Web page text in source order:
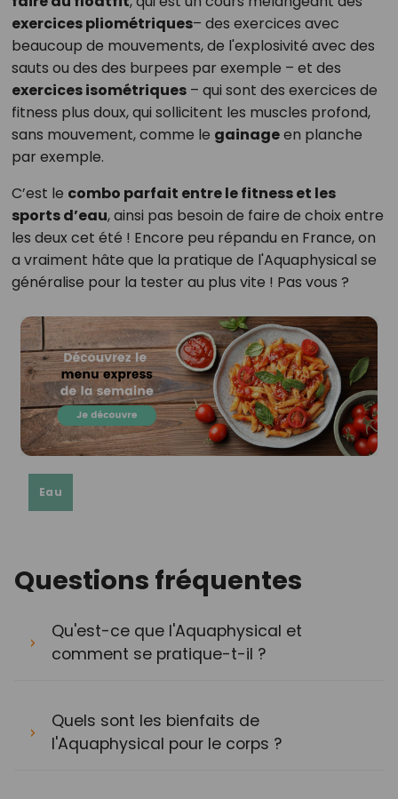
exercices pliométriques– des exercices avec
beaucoup de mouvements, de l'explosivité avec des
sauts ou des des burpees par exemple – et des
exercices isométriques– qui sont des exercices de
fitness plus doux, qui sollicitent les muscles profond,
sans mouvement, comme le gainageen planche
par exemple.
C’est le combo parfait entre le fitness et les
sports d’eau, ainsi pas besoin de faire de choix entre
les deux cet été ! Encore peu répandu en France, on
a vraiment hâte que la pratique de l'Aquaphysical se
généralise pour la tester au plus vite ! Pas vous ?
Eau
Questions fréquentes
Qu'est-ce que l'Aquaphysical et
comment se pratique-t-il ?
Quels sont les bienfaits de
l'Aquaphysical pour le corps ?